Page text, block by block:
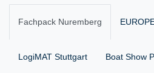
Fachpack Nuremberg
LogiMAT Stuttgart Boat Show